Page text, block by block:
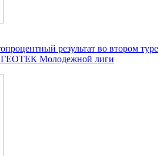
результат во втором туре
ГЕОТЕК Молодежной лиги